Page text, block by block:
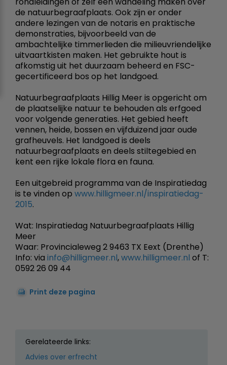
de natuurbegraafplaats. Ook zijn er onder
andere lezingen van de notaris en praktische
demonstraties, bijvoorbeeld van de
ambachtelijke timmerlieden die milieuvriendelijke
uitvaartkisten maken. Het gebruikte hout is
afkomstig uit het duurzaam beheerd en FSC-
gecertificeerd bos op het landgoed.
Natuurbegraafplaats Hillig Meer is opgericht om
de plaatselijke natuur te behouden als erfgoed
voor volgende generaties. Het gebied heeft
vennen, heide, bossen en vijfduizend jaar oude
grafheuvels. Het landgoed is deels
natuurbegraafplaats en deels stiltegebied en
kent een rijke lokale flora en fauna.
Een uitgebreid programma van de Inspiratiedag
is te vinden op www.hilligmeer.nl/inspiratiedag-
2015.
Wat: Inspiratiedag Natuurbegraafplaats Hillig
Meer
Waar: Provincialeweg 2 9463 TX Eext (Drenthe)
Info: via info@hilligmeer.nl,www.hilligmeer.nl of T:
0592 26 09 44
Print deze pagina
Gerelateerde links:
Advies over erfrecht